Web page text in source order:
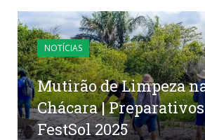
NOTÍCIAS
Mutirão de Limpeza
Chácara |
FestSol 2025